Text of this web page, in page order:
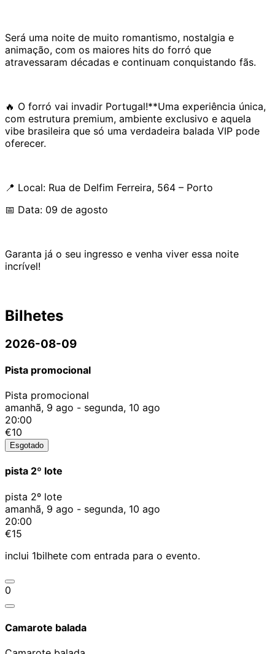
Será uma noite de muito romantismo, nostalgia e
animação, com os maiores hits do forró que
atravessaram décadas e continuam conquistando fãs.
🔥 O forró vai invadir Portugal!**Uma experiência única,
com estrutura premium, ambiente exclusivo e aquela
vibe brasileira que só uma verdadeira balada VIP pode
oferecer.
📍 Local: Rua de Delfim Ferreira, 564 – Porto
📅 Data: 09 de agosto
Garanta já o seu ingresso e venha viver essa noite
incrível!
Bilhetes
2026-08-09
Pista promocional
Pista promocional
amanhã, 9 ago - segunda, 10 ago
20:00
€10
Esgotado
pista 2º lote
pista 2º lote
amanhã, 9 ago - segunda, 10 ago
20:00
€15
inclui 1bilhete com entrada para o evento.
0
Camarote balada